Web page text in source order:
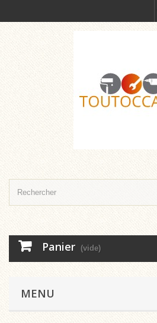
Panier (vide)
MENU